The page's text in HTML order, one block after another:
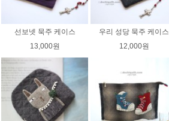
선보넷 묵주 케이스
13,000원
우리 성당 묵주 케이스
12,000원